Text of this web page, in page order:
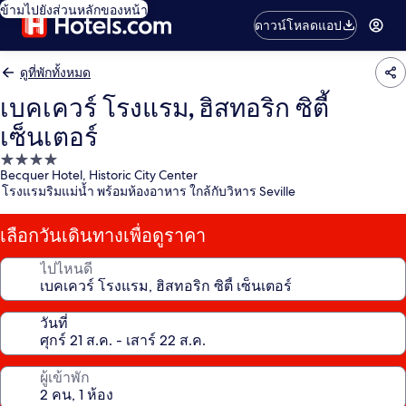
ข้ามไปยังส่วนหลักของหน้า
ดาวน์โหลดแอป
ดูที่พักทั้งหมด
เบคเควร์ โรงแรม, ฮิสทอริก ซิตี้
เซ็นเตอร์
ที่พัก
4.0
Becquer Hotel, Historic City Center
โรงแรมริมแม่น้ำ พร้อมห้องอาหาร ใกล้กับวิหาร Seville
เลือกวันเดินทางเพื่อดูราคา
ไปไหนดี
วันที่
ผู้เข้าพัก